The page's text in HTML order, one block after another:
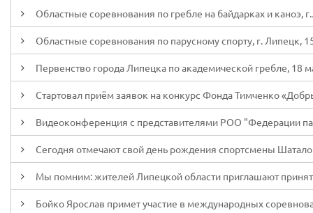
Областные соревнования по гребле на байдарках и каноэ,
Областные соревнования по парусному спорту, г. Липецк,
Первенство города Липецка по академической гребле, 18
Стартовал приём заявок на конкурс Фонда Тимченко
Видеоконференция с представителями РОО "Федерации
Сегодня отмечают свой день рождения спортсмены
Мы помним: жителей Липецкой области приглашают
Бойко Ярослав примет участие в международных